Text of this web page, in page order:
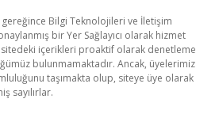
gereğince Bilgi Teknolojileri ve İletişim
bir Yer Sağlayıcı olarak hizmet
içerikleri proaktif olarak denetleme
bulunmamaktadır. Ancak, üyelerimiz
taşımakta olup, siteye üye olarak
sayılırlar.